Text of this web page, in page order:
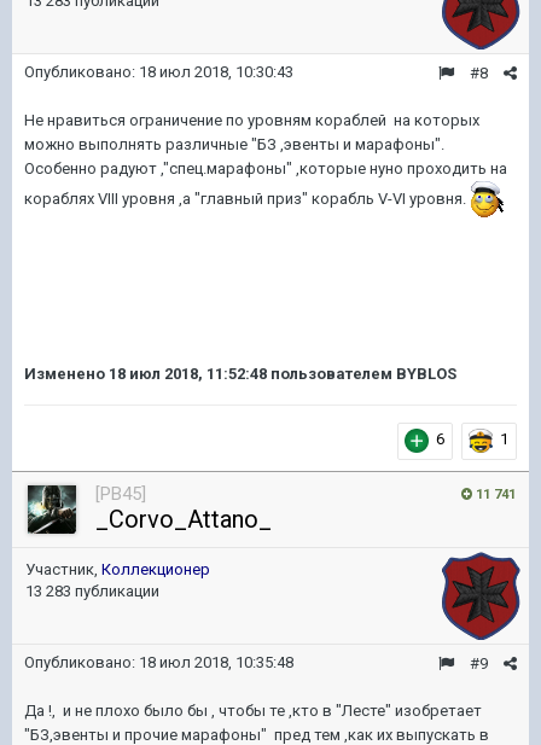
#8
Опубликовано: 18 июл 2018, 10:30:43
Не нравиться ограничение по уровням кораблей на которых
можно выполнять различные "БЗ ,эвенты и марафоны".
Особенно радуют ,"спец.марафоны" ,которые нуно проходить на
кораблях VIII уровня ,а "главный приз" корабль V-VI уровня.
Изменено 18 июл 2018, 11:52:48 пользователем BYBLOS
6 1
11 741
[PB45]
_Corvo_Attano_
Участник, Коллекционер
13 283 публикации
#9
Опубликовано: 18 июл 2018, 10:35:48
Да !, и не плохо было бы , чтобы те ,кто в "Лесте" изобретает
"БЗ,эвенты и прочие марафоны" пред тем ,как их выпускать в